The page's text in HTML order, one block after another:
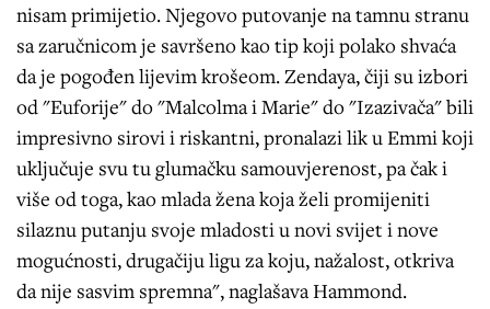
nisam primijetio. Njegovo putovanje na tamnu stranu
sa zaručnicom je savršeno kao tip koji polako shvaća
da je pogođen lijevim krošeom. Zendaya, čiji su izbori
od "Euforije" do "Malcolma i Marie" do "Izazivača" bili
impresivno sirovi i riskantni, pronalazi lik u Emmi koji
uključuje svu tu glumačku samouvjerenost, pa čak i
više od toga, kao mlada žena koja želi promijeniti
silaznu putanju svoje mladosti u novi svijet i nove
mogućnosti, drugačiju ligu za koju, nažalost, otkriva
da nije sasvim spremna", naglašava Hammond.